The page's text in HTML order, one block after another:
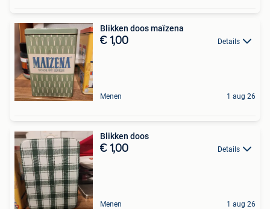
Blikken doos maïzena
€ 1,00 Details
Menen 1 aug 26
Blikken doos
€ 1,00 Details
Menen 1 aug 26